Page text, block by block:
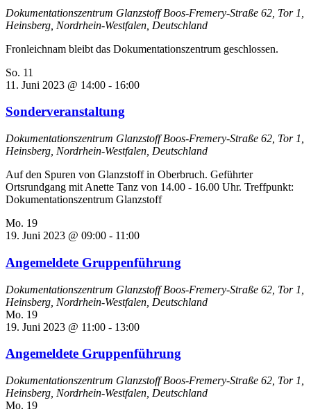
Dokumentationszentrum GlanzstoffBoos-Fremery-Straße 62, Tor 1,
Heinsberg, Nordrhein-Westfalen, Deutschland
Fronleichnam bleibt das Dokumentationszentrum geschlossen.
So. 11
11. Juni 2023 @ 14:00 - 16:00
Sonderveranstaltung
Dokumentationszentrum GlanzstoffBoos-Fremery-Straße 62, Tor 1,
Heinsberg, Nordrhein-Westfalen, Deutschland
Auf den Spuren von Glanzstoff in Oberbruch. Geführter
Ortsrundgang mit Anette Tanz von 14.00 - 16.00 Uhr. Treffpunkt:
Dokumentationszentrum Glanzstoff
Mo. 19
19. Juni 2023 @ 09:00 - 11:00
Angemeldete Gruppenführung
Dokumentationszentrum GlanzstoffBoos-Fremery-Straße 62, Tor 1,
Heinsberg, Nordrhein-Westfalen, Deutschland
Mo. 19
19. Juni 2023 @ 11:00 - 13:00
Angemeldete Gruppenführung
Dokumentationszentrum GlanzstoffBoos-Fremery-Straße 62, Tor 1,
Heinsberg, Nordrhein-Westfalen, Deutschland
Mo. 19